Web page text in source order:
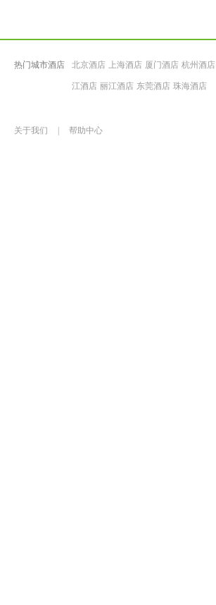
热门城市酒店 北京酒店 上海酒店 厦门酒店 杭州酒店
江酒店 丽江酒店 东莞酒店 珠海酒店
关于我们
帮助中心